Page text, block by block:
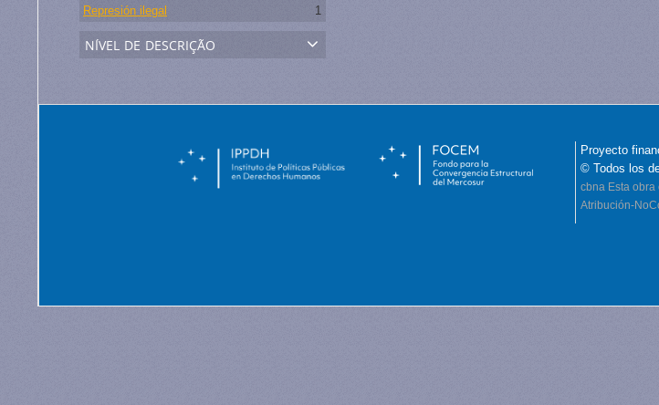
Represión ilegal
1
nível de descrição
Proyecto
© Todos los
cbna Esta
Atribución-